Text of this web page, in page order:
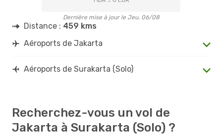
Dernière mise à jour le Jeu. 06/08
Distance : 459 kms
Aéroports de Jakarta
Aéroports de Surakarta (Solo)
Recherchez-vous un vol de
Jakarta à Surakarta (Solo) ?